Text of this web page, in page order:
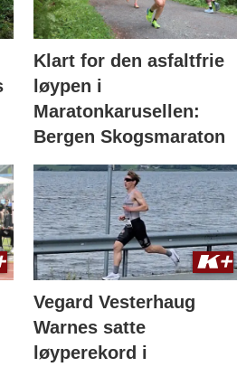
Klart for den asfaltfrie
løypen i
Maratonkarusellen:
Bergen Skogsmaraton
Vegard Vesterhaug
Warnes satte
løyperekord i